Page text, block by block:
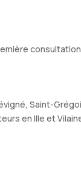
Saint-
en Ille et